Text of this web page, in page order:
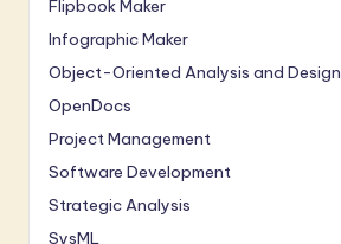
Flipbook Maker
Infographic Maker
Object-Oriented Analysis and Design
OpenDocs
Project Management
Software Development
Strategic Analysis
SysML